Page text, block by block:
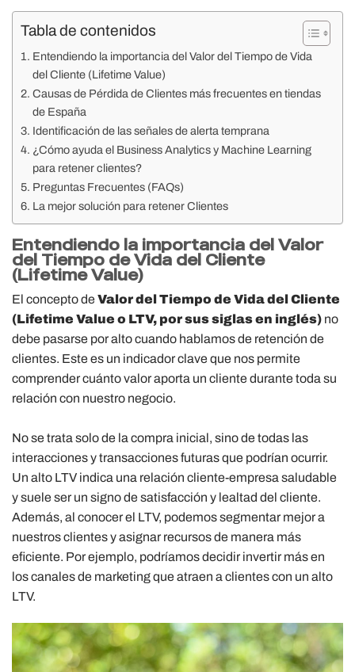
Tabla de contenidos
Entendiendo la importancia del Valor del Tiempo de Vida
del Cliente (Lifetime Value)
Causas de Pérdida de Clientes más frecuentes en tiendas
de España
Identificación de las señales de alerta temprana
¿Cómo ayuda el Business Analytics y Machine Learning
para retener clientes?
Preguntas Frecuentes (FAQs)
La mejor solución para retener Clientes
Entendiendo la importancia del Valor
del Tiempo de Vida del Cliente
(Lifetime Value)
El concepto deValor del Tiempo de Vida del Cliente
(Lifetime Value o LTV, por sus siglas en inglés) no
debe pasarse por alto cuando hablamos de retención de
clientes. Este es un indicador clave que nos permite
comprender cuánto valor aporta un cliente durante toda su
relación con nuestro negocio.
No se trata solo de la compra inicial, sino de todas las
interacciones y transacciones futuras que podrían ocurrir.
Un alto LTV indica una relación cliente-empresa saludable
y suele ser un signo de satisfacción y lealtad del cliente.
Además, al conocer el LTV, podemos segmentar mejor a
nuestros clientes y asignar recursos de manera más
eficiente. Por ejemplo, podríamos decidir invertir más en
los canales de marketing que atraen a clientes con un alto
LTV.